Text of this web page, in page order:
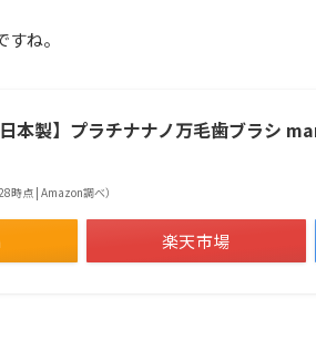
ね。
本製】プラチナナノ万毛歯ブラシ
時点 | Amazon調べ）
楽天市場